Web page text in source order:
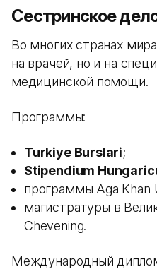
Сестринское
Во многих странах
на врачей, но и на
медицинской помощи.
Программы:
Turkiye Burslari;
Stipendium
программы Aga Khan
магистратуры в
Chevening.
Международный